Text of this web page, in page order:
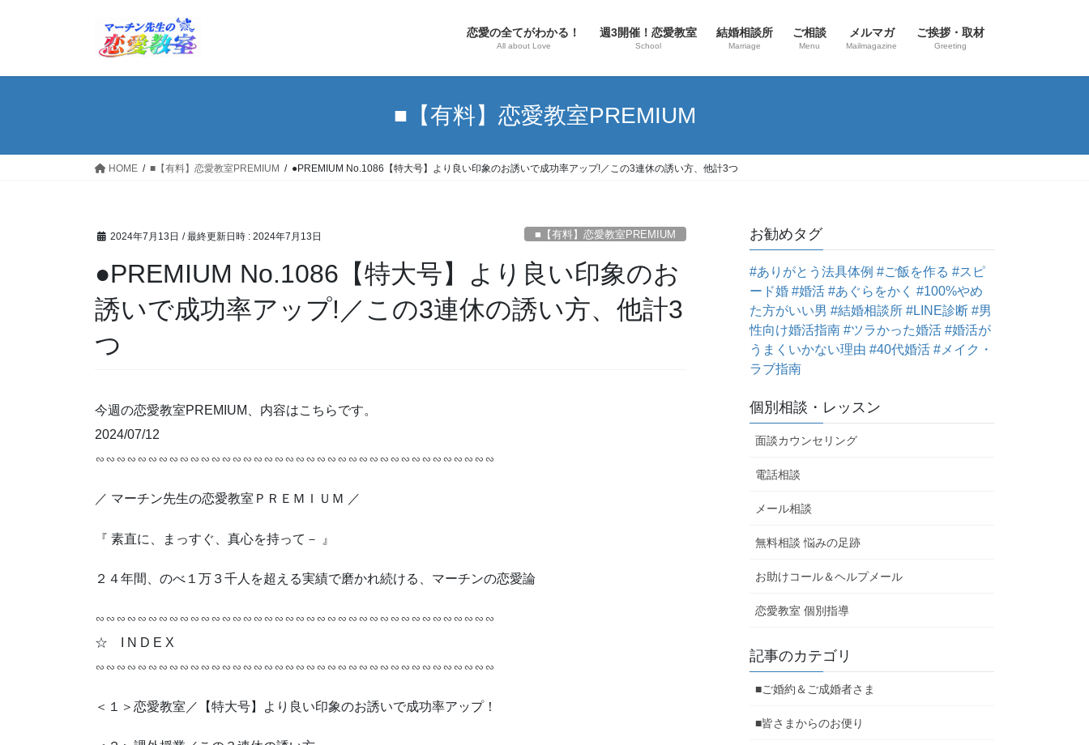
恋愛の全てがわかる！
All about Love
週3開催！恋愛教室
School
結婚相談所
Marriage
ご相談
Menu
メルマガ
Mailmagazine
ご挨拶・取材
Greeting
■【有料】恋愛教室PREMIUM
HOME ■【有料】恋愛教室PREMIUM ●PREMIUM No.1086【特大号】より良い印象のお誘いで成功率アップ!／この3連休の誘い方、他計3つ
2024年7月13日 / 最終更新日時 : 2024年7月13日 ■【有料】恋愛教室PREMIUM
●PREMIUM No.1086【特大号】より良い印象のお
誘いで成功率アップ!／この3連休の誘い方、他計3
つ
今週の恋愛教室PREMIUM、内容はこちらです。
2024/07/12
∽∽∽∽∽∽∽∽∽∽∽∽∽∽∽∽∽∽∽∽∽∽∽∽∽∽∽∽∽∽∽∽∽∽∽∽∽∽
／ マーチン先生の恋愛教室ＰＲＥＭＩＵＭ ／
『 素直に、まっすぐ、真心を持って－ 』
２４年間、のべ１万３千人を超える実績で磨かれ続ける、マーチンの恋愛論
∽∽∽∽∽∽∽∽∽∽∽∽∽∽∽∽∽∽∽∽∽∽∽∽∽∽∽∽∽∽∽∽∽∽∽∽∽∽
☆ I N D E X
∽∽∽∽∽∽∽∽∽∽∽∽∽∽∽∽∽∽∽∽∽∽∽∽∽∽∽∽∽∽∽∽∽∽∽∽∽∽
＜１＞恋愛教室／【特大号】より良い印象のお誘いで成功率アップ！
お勧めタグ
#ありがとう法具体例 #ご飯を作る #スピ
ード婚 #婚活 #あぐらをかく #100%やめ
た方がいい男 #結婚相談所 #LINE診断 #男
性向け婚活指南 #ツラかった婚活 #婚活が
うまくいかない理由 #40代婚活 #メイク・
ラブ指南
個別相談・レッスン
面談カウンセリング
電話相談
メール相談
無料相談 悩みの足跡
お助けコール＆ヘルプメール
恋愛教室 個別指導
記事のカテゴリ
■ご婚約＆ご成婚者さま
■皆さまからのお便り